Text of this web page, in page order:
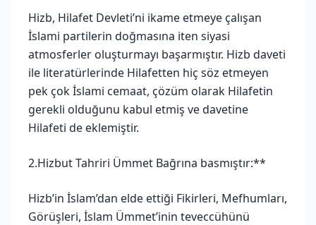
Hizb, Hilafet Devleti’ni ikame etmeye çalışan
İslami partilerin doğmasına iten siyasi
atmosferler oluşturmayı başarmıştır. Hizb daveti
ile literatürlerinde Hilafetten hiç söz etmeyen
pek çok İslami cemaat, çözüm olarak Hilafetin
gerekli olduğunu kabul etmiş ve davetine
Hilafeti de eklemiştir.
2.Hizbut Tahriri Ümmet Bağrına basmıştır:**
Hizb’in İslam’dan elde ettiği Fikirleri, Mefhumları,
Görüşleri, İslam Ümmet’inin teveccühünü